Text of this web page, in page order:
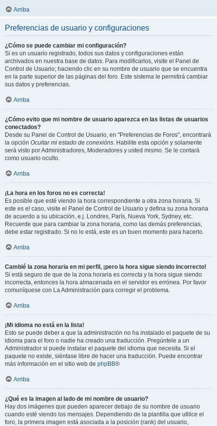
Arriba
Preferencias de usuario y configuraciones
¿Cómo se puede cambiar mi configuración?
Si es un usuario registrado, todos sus datos y configuraciones están
archivados en nuestra base de datos. Para modificarlos, visite el Panel de
Control de Usuario; haciendo clic en su nombre de usuario que se encuentra
en la parte superior de las páginas del foro. Este sistema le permitirá cambiar
sus datos y preferencias.
Arriba
¿Cómo evito que mi nombre de usuario aparezca en las listas de usuarios
conectados?
Desde su Panel de Control de Usuario, en "Preferencias de Foros", encontrará
la opción Ocultar mi estado de conexións. Habilite esta opción y solamente
será visto por Administradores, Moderadores y usted mismo. Se le contará
como usuario oculto.
Arriba
¡La hora en los foros no es correcta!
Es posible que esté viendo la hora correspondiente a otra zona horaria. Si
este es el caso, visite el Panel de Control de Usuario y defina su zona horaria
de acuerdo a su ubicación, e.j. Londres, París, Nueva York, Sydney, etc.
Recuerde que para cambiar la zona horaria, como las demás preferencias,
debe estar registrado. Si no lo está, este es un buen momento para hacerlo.
Arriba
Cambié la zona horaria en mi perfil, ¡pero la hora sigue siendo incorrecto!
Si está seguro de que de la zona horaria es correcta y la hora sigue siendo
incorrecta, entonces la hora almacenada en el servidor es errónea. Por favor
comuníquese con La Administración para corregir el problema.
Arriba
¡Mi idioma no está en la lista!
Esto se puede deber a que la administración no ha instalado el paquete de su
idioma para el foro o nadie ha creado una traducción. Pregúntele a un
Administrador si puede instalar el paquete del idioma que necesita. Si el
paquete no existe, siéntase libre de hacer una traducción. Puede encontrar
más información en el sitio web de phpBB®
Arriba
¿Qué es la imagen al lado de mi nombre de usuario?
Hay dos imágenes que pueden aparecer debajo de su nombre de usuario
cuando esté viendo los mensajes. Dependiendo de la plantilla que utilice el
foro, la primera imagen está asociada a la posición (rank) del usuario,